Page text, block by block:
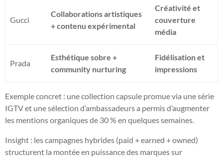
Gucci
Collaborations artistiques
+ contenu expérimental
Créativité et
couverture
média
Prada
Esthétique sobre +
community nurturing
Fidélisation et
impressions
Exemple concret : une collection capsule promue via une série
IGTV et une sélection d’ambassadeurs a permis d’augmenter
les mentions organiques de 30 % en quelques semaines.
Insight : les campagnes hybrides (paid + earned + owned)
structurent la montée en puissance des marques sur